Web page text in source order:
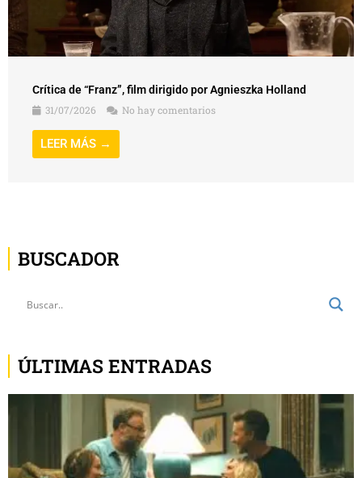
Crítica de “Franz”, film dirigido por Agnieszka Holland
31/07/2026
No hay comentarios
LEER MÁS →
BUSCADOR
ÚLTIMAS ENTRADAS